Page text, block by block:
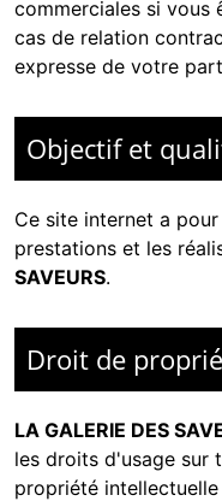
commerciales si vous
cas de relation
expresse de votre
Objectif et
Ce site internet a
prestations et les
SAVEURS.
Droit de
LA GALERIE DES
les droits d'usage sur
propriété